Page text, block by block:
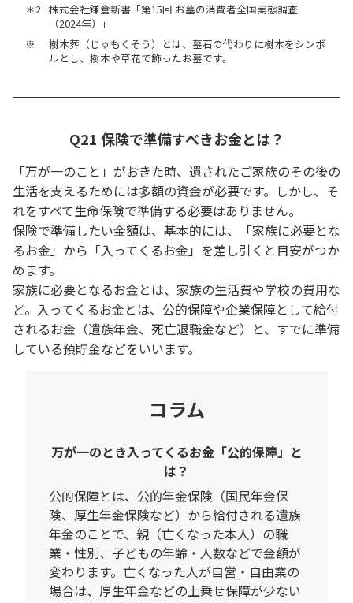
＊2 株式会社鎌倉新書「第15回 お墓の消費者全国実態調査
（2024年）」
※
樹木葬（じゅもくそう）とは、墓石の代わりに樹木をシンボ
ルとし、樹木や草花で飾ったお墓です。
Q21 保険で準備すべきお金とは？
「万が一のこと」がおきた時、遺されたご家族のその後の
生活を支えるためには多額の資金が必要です。しかし、そ
れをすべて生命保険で準備する必要はありません。
保険で準備したい金額は、基本的には、「家族に必要とな
るお金」から「入ってくるお金」を差し引くと目安がつか
めます。
家族に必要となるお金とは、家族の生活費や学校の費用な
ど。入ってくるお金とは、公的保障や企業保障として給付
されるお金（遺族年金、死亡退職金など）と、すでに準備
している預貯金などをいいます。
コラム
万が一のとき入ってくるお金「公的保障」と
は？
公的保障とは、公的年金保険（国民年金保
険、厚生年金保険など）から給付される遺族
年金のことで、親（亡くなった本人）の職
業・性別、子どもの年齢・人数などで金額が
変わります。亡くなった人が自営・自由業の
場合は、厚生年金などの上乗せ保障が少ない